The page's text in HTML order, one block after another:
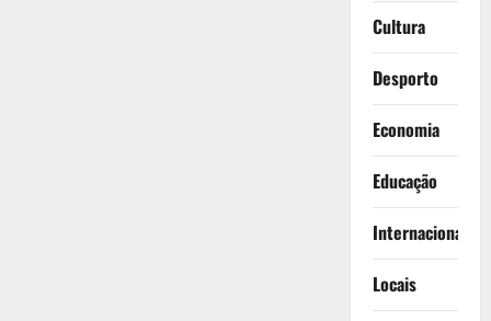
Cultura
Desporto
Economia
Educação
Internacionais
Locais